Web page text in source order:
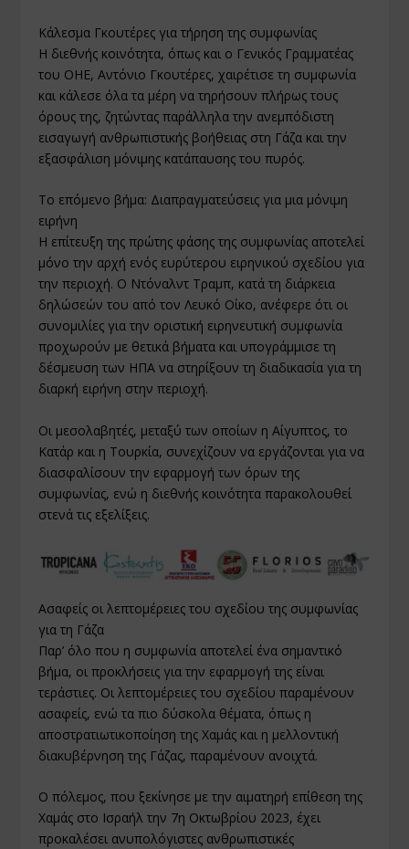
Κάλεσμα Γκουτέρες για τήρηση της συμφωνίας
Η διεθνής κοινότητα, όπως και ο Γενικός Γραμματέας
του ΟΗΕ, Αντόνιο Γκουτέρες, χαιρέτισε τη συμφωνία
και κάλεσε όλα τα μέρη να τηρήσουν πλήρως τους
όρους της, ζητώντας παράλληλα την ανεμπόδιστη
εισαγωγή ανθρωπιστικής βοήθειας στη Γάζα και την
εξασφάλιση μόνιμης κατάπαυσης του πυρός.
Το επόμενο βήμα: Διαπραγματεύσεις για μια μόνιμη
ειρήνη
Η επίτευξη της πρώτης φάσης της συμφωνίας αποτελεί
μόνο την αρχή ενός ευρύτερου ειρηνικού σχεδίου για
την περιοχή. Ο Ντόναλντ Τραμπ, κατά τη διάρκεια
δηλώσεών του από τον Λευκό Οίκο, ανέφερε ότι οι
συνομιλίες για την οριστική ειρηνευτική συμφωνία
προχωρούν με θετικά βήματα και υπογράμμισε τη
δέσμευση των ΗΠΑ να στηρίξουν τη διαδικασία για τη
διαρκή ειρήνη στην περιοχή.
Οι μεσολαβητές, μεταξύ των οποίων η Αίγυπτος, το
Κατάρ και η Τουρκία, συνεχίζουν να εργάζονται για να
διασφαλίσουν την εφαρμογή των όρων της
συμφωνίας, ενώ η διεθνής κοινότητα παρακολουθεί
στενά τις εξελίξεις.
Ασαφείς οι λεπτομέρειες του σχεδίου της συμφωνίας
για τη Γάζα
Παρ’ όλο που η συμφωνία αποτελεί ένα σημαντικό
βήμα, οι προκλήσεις για την εφαρμογή της είναι
τεράστιες. Οι λεπτομέρειες του σχεδίου παραμένουν
ασαφείς, ενώ τα πιο δύσκολα θέματα, όπως η
αποστρατιωτικοποίηση της Χαμάς και η μελλοντική
διακυβέρνηση της Γάζας, παραμένουν ανοιχτά.
Ο πόλεμος, που ξεκίνησε με την αιματηρή επίθεση της
Χαμάς στο Ισραήλ την 7η Οκτωβρίου 2023, έχει
προκαλέσει ανυπολόγιστες ανθρωπιστικές